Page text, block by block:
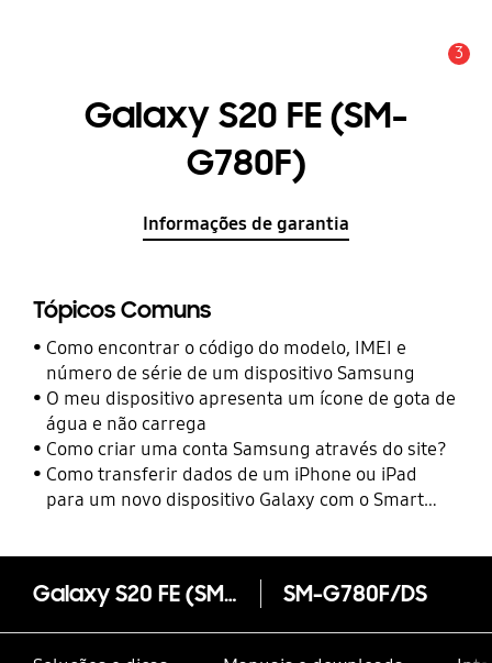
3
Galaxy S20 FE (SM-
G780F)
Informações de garantia
Tópicos Comuns
Como encontrar o código do modelo, IMEI e
número de série de um dispositivo Samsung
O meu dispositivo apresenta um ícone de gota de
água e não carrega
Como criar uma conta Samsung através do site?
Como transferir dados de um iPhone ou iPad
para um novo dispositivo Galaxy com o Smart
Galaxy S20 FE (SM-G780F) SM-G780F/DS